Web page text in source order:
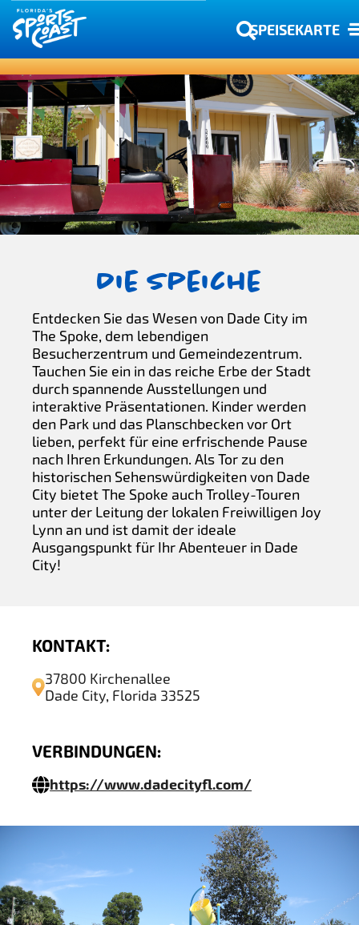
SPEISEKARTE
Die Speiche
Entdecken Sie das Wesen von Dade City im
The Spoke, dem lebendigen
Besucherzentrum und Gemeindezentrum.
Tauchen Sie ein in das reiche Erbe der Stadt
durch spannende Ausstellungen und
interaktive Präsentationen. Kinder werden
den Park und das Planschbecken vor Ort
lieben, perfekt für eine erfrischende Pause
nach Ihren Erkundungen. Als Tor zu den
historischen Sehenswürdigkeiten von Dade
City bietet The Spoke auch Trolley-Touren
unter der Leitung der lokalen Freiwilligen Joy
Lynn an und ist damit der ideale
Ausgangspunkt für Ihr Abenteuer in Dade
City!
KONTAKT:
37800 Kirchenallee
Dade City, Florida 33525
VERBINDUNGEN:
https://www.dadecityfl.com/